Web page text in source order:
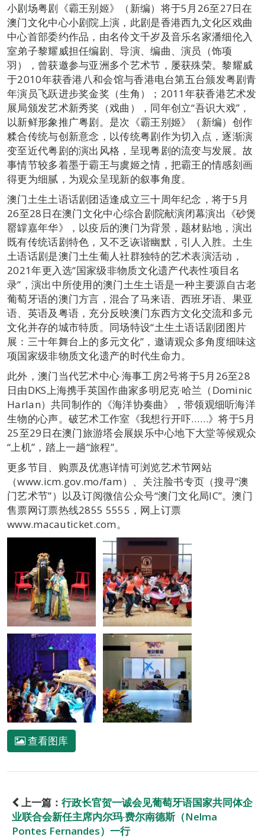
小剧场粤剧《霸王别姬》（新编）将于5月26至27日在
澳门文化中心小剧院上演，此剧是香港西九文化区戏曲
中心首部委约作品，由名伶文千岁及音乐名家潘细伦入
室弟子黎耀威担任编剧、导演、编曲、演员（饰项
羽），曾获邀参与亚洲多个艺术节，屡获殊荣。黎耀威
于2010年获香港八和会馆与香港电台第五台颁发粤剧青
年演员飞跃进步奖金奖（生角）；2011年获香港艺术发
展局颁发艺术新秀奖（戏曲），同年创立“吾识大戏”，
以新鲜形象推广粤剧。是次《霸王别姬》（新编）创作
糅合传统与创新意念，以传统粤剧作为切入点，逐渐演
变至近代粤剧的演出风格，呈现粤剧的流变与发展。故
事情节较多着墨于霸王与虞姬之情，把霸王的情感刻画
得更为细腻，为观众呈现新的叙事角度。
澳门土生土语话剧团适逢成立三十周年纪念，将于5月
26至28日在澳门文化中心综合剧院献演闭幕演出《砂煲
罂罉嘉年华》，以疫后的澳门为背景，题材贴地，演出
既有传统话剧特色，又不乏诙谐幽默，引人入胜。土生
土语话剧是澳门土生葡人社群独特的艺术表演活动，
2021年更入选“国家级非物质文化遗产代表性项目名
录”，演出中所使用的澳门土生土语是一种主要源自古老
葡萄牙语的澳门方言，混合了马来语、西班牙语、果亚
语、英语及粤语，充分反映澳门东西方文化交流和多元
文化并存的城市特质。同场特设“土生土语话剧团图片
展：三十年舞台上的多元文化”，邀请观众多角度细味这
项国家级非物质文化遗产的时代生命力。
此外，澳门当代艺术中心‧海事工房2号将于5月26至28
日由DKS上海携手英国作曲家多明尼克‧哈兰（Dominic
Harlan）共同制作的《海洋协奏曲》，带领观细听海洋
生物的心声。破艺术工作室《我想行开吓……》将于5月
25至29日在澳门旅游塔会展娱乐中心地下大堂等候观众
“上机”，踏上一趟“旅程”。
更多节目、购票及优惠详情可浏览艺术节网站
（www.icm.gov.mo/fam）、关注脸书专页（搜寻“澳
门艺术节”）以及订阅微信公众号“澳门文化局IC”。澳门
售票网订票热线2855 5555，网上订票
www.macauticket.com。
查看图库
上一篇： 行政长官贺一诚会见葡萄牙语国家共同体企
业联合会新任主席内尔玛‧费尔南德斯（Nelma
Pontes Fernandes）一行